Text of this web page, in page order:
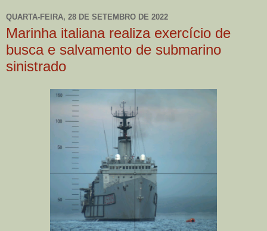
QUARTA-FEIRA, 28 DE SETEMBRO DE 2022
Marinha italiana realiza exercício de
busca e salvamento de submarino
sinistrado